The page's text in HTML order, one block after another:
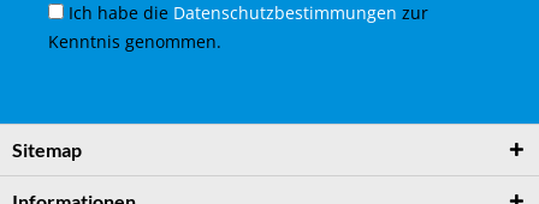
Ich habe die Datenschutzbestimmungen zur
Kenntnis genommen.
Sitemap